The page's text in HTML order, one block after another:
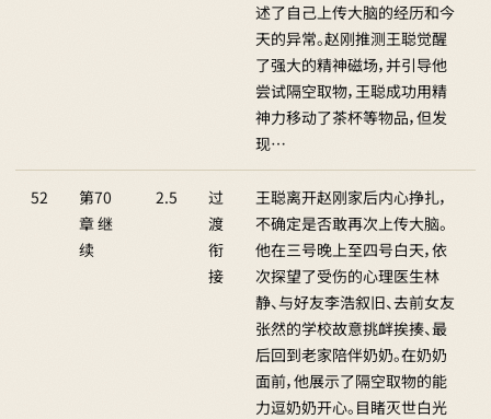
述了自己上传大脑的经历和今
天的异常。赵刚推测王聪觉醒
了强大的精神磁场，并引导他
尝试隔空取物，王聪成功用精
神力移动了茶杯等物品，但发
现…
52
第70
章 继
续
2.5
过
渡
衔
接
王聪离开赵刚家后内心挣扎，
不确定是否敢再次上传大脑。
他在三号晚上至四号白天，依
次探望了受伤的心理医生林
静、与好友李浩叙旧、去前女友
张然的学校故意挑衅挨揍、最
后回到老家陪伴奶奶。在奶奶
面前，他展示了隔空取物的能
力逗奶奶开心。目睹灭世白光